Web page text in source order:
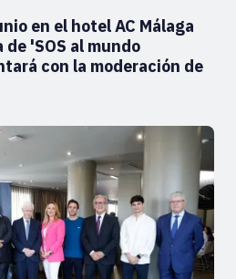
en el hotel AC Málaga
de 'SOS al mundo
con la moderación de